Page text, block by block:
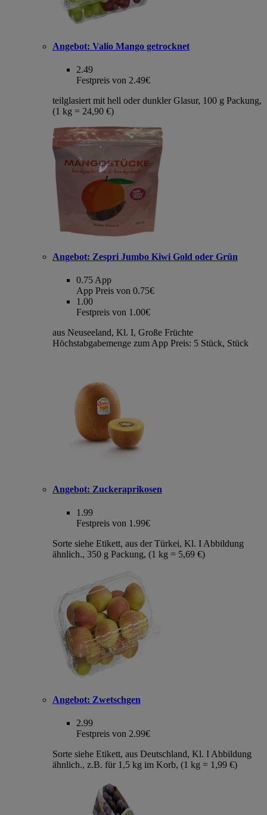
Angebot: Valio Mango getrocknet
2.49
Festpreis von 2.49€
teilglasiert mit hell oder dunkler Glasur, 100 g Packung,
(1 kg = 24,90 €)
Angebot: Zespri Jumbo Kiwi Gold oder Grün
0.75 App
App Preis von 0.75€
1.00
Festpreis von 1.00€
aus Neuseeland, Kl. I, Große Früchte
Höchstabgabemenge zum App Preis: 5 Stück, Stück
Angebot: Zuckeraprikosen
1.99
Festpreis von 1.99€
Sorte siehe Etikett, aus der Türkei, Kl. I Abbildung
ähnlich., 350 g Packung, (1 kg = 5,69 €)
Angebot: Zwetschgen
2.99
Festpreis von 2.99€
Sorte siehe Etikett, aus Deutschland, Kl. I Abbildung
ähnlich., z.B. für 1,5 kg im Korb, (1 kg = 1,99 €)